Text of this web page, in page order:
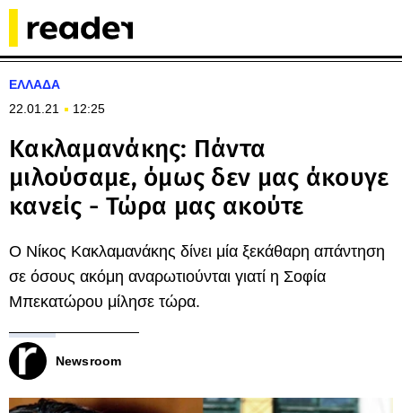
ΕΛΛΑΔΑ
22.01.21
12:25
Κακλαμανάκης: Πάντα
μιλούσαμε, όμως δεν μας άκουγε
κανείς - Τώρα μας ακούτε
Ο Νίκος Κακλαμανάκης δίνει μία ξεκάθαρη απάντηση
σε όσους ακόμη αναρωτιούνται γιατί η Σοφία
Μπεκατώρου μίλησε τώρα.
Newsroom